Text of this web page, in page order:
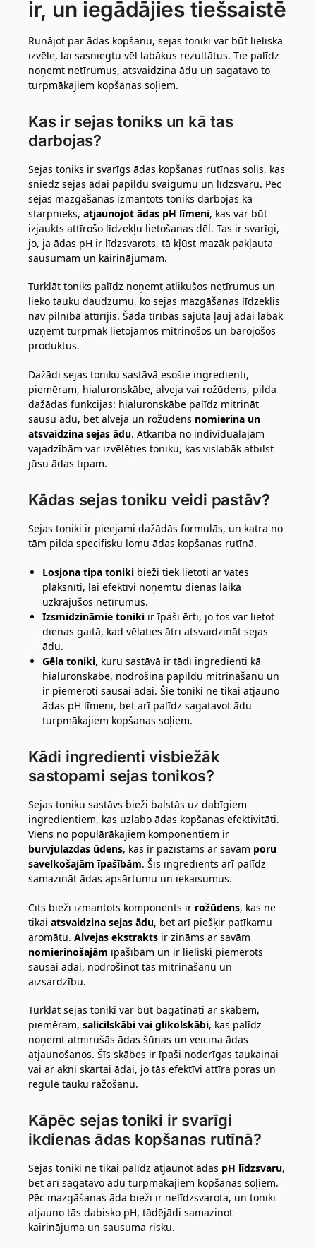
ir, un iegādājies tiešsaistē
Runājot par ādas kopšanu, sejas toniki var būt lieliska
izvēle, lai sasniegtu vēl labākus rezultātus. Tie palīdz
noņemt netīrumus, atsvaidzina ādu un sagatavo to
turpmākajiem kopšanas soļiem.
Kas ir sejas toniks un kā tas
darbojas?
Sejas toniks ir svarīgs ādas kopšanas rutīnas solis, kas
sniedz sejas ādai papildu svaigumu un līdzsvaru. Pēc
sejas mazgāšanas izmantots toniks darbojas kā
starpnieks, atjaunojot ādas pH līmeni, kas var būt
izjaukts attīrošo līdzekļu lietošanas dēļ. Tas ir svarīgi,
jo, ja ādas pH ir līdzsvarots, tā kļūst mazāk pakļauta
sausumam un kairinājumam.
Turklāt toniks palīdz noņemt atlikušos netīrumus un
lieko tauku daudzumu, ko sejas mazgāšanas līdzeklis
nav pilnībā attīrījis. Šāda tīrības sajūta ļauj ādai labāk
uzņemt turpmāk lietojamos mitrinošos un barojošos
produktus.
Dažādi sejas toniku sastāvā esošie ingredienti,
piemēram, hialuronskābe, alveja vai rožūdens, pilda
dažādas funkcijas: hialuronskābe palīdz mitrināt
sausu ādu, bet alveja un rožūdens nomierina un
atsvaidzina sejas ādu. Atkarībā no individuālajām
vajadzībām var izvēlēties toniku, kas vislabāk atbilst
jūsu ādas tipam.
Kādas sejas toniku veidi pastāv?
Sejas toniki ir pieejami dažādās formulās, un katra no
tām pilda specifisku lomu ādas kopšanas rutīnā.
Losjona tipa toniki bieži tiek lietoti ar vates
plāksnīti, lai efektīvi noņemtu dienas laikā
uzkrājušos netīrumus.
Izsmidzināmie toniki ir īpaši ērti, jo tos var lietot
dienas gaitā, kad vēlaties ātri atsvaidzināt sejas
ādu.
Gēla toniki, kuru sastāvā ir tādi ingredienti kā
hialuronskābe, nodrošina papildu mitrināšanu un
ir piemēroti sausai ādai. Šie toniki ne tikai atjauno
ādas pH līmeni, bet arī palīdz sagatavot ādu
turpmākajiem kopšanas soļiem.
Kādi ingredienti visbiežāk
sastopami sejas tonikos?
Sejas toniku sastāvs bieži balstās uz dabīgiem
ingredientiem, kas uzlabo ādas kopšanas efektivitāti.
Viens no populārākajiem komponentiem ir
burvjulazdas ūdens, kas ir pazīstams ar savām poru
savelkošajām īpašībām. Šis ingredients arī palīdz
samazināt ādas apsārtumu un iekaisumus.
Cits bieži izmantots komponents ir rožūdens, kas ne
tikai atsvaidzina sejas ādu, bet arī piešķir patīkamu
aromātu. Alvejas ekstrakts ir zināms ar savām
nomierinošajām īpašībām un ir lieliski piemērots
sausai ādai, nodrošinot tās mitrināšanu un
aizsardzību.
Turklāt sejas toniki var būt bagātināti ar skābēm,
piemēram, salicilskābi vai glikolskābi, kas palīdz
noņemt atmirušās ādas šūnas un veicina ādas
atjaunošanos. Šīs skābes ir īpaši noderīgas taukainai
vai ar akni skartai ādai, jo tās efektīvi attīra poras un
regulē tauku ražošanu.
Kāpēc sejas toniki ir svarīgi
ikdienas ādas kopšanas rutīnā?
Sejas toniki ne tikai palīdz atjaunot ādas pH līdzsvaru,
bet arī sagatavo ādu turpmākajiem kopšanas soļiem.
Pēc mazgāšanas āda bieži ir nelīdzsvarota, un toniki
atjauno tās dabisko pH, tādējādi samazinot
kairinājuma un sausuma risku.